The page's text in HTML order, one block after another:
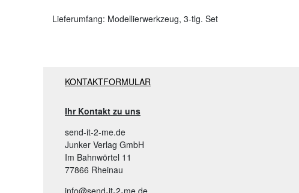
Lieferumfang: Modellierwerkzeug, 3-tlg. Set
KONTAKTFORMULAR
Ihr Kontakt zu uns
send-it-2-me.de
Junker Verlag GmbH
Im Bahnwörtel 11
77866 Rheinau
info@send-it-2-me.de